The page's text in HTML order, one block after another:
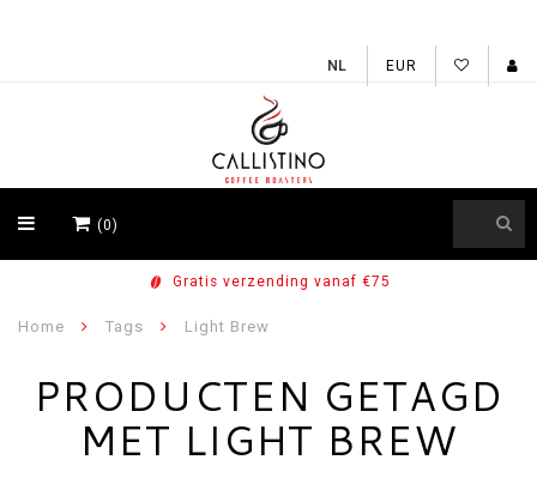
EUR
(0)
Gratis verzending vanaf €75
Home Tags Light Brew
PRODUCTEN GETAGD
MET LIGHT BREW